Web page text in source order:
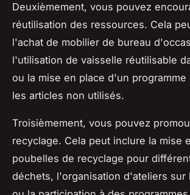
Deuxièmement, vous pouvez
réutilisation des ressources. Cela
l'achat de mobilier de bureau
l'utilisation de vaisselle réutilisable
ou la mise en place d'un
les articles non utilisés.
Troisièmement, vous pouvez
recyclage. Cela peut inclure la mise
poubelles de recyclage pour
déchets, l'organisation d'ateliers sur